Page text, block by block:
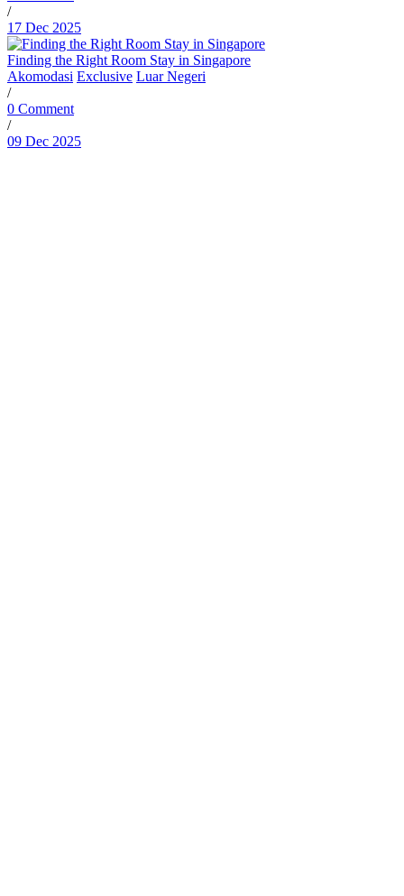
/
17 Dec 2025
Finding the Right Room Stay in Singapore
Akomodasi Exclusive Luar Negeri
/
0 Comment
/
09 Dec 2025